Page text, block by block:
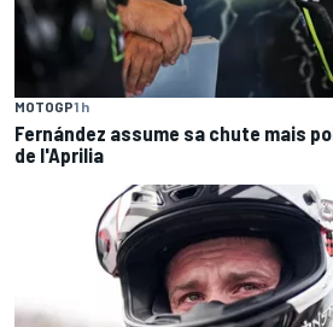
MOTOGP1 h
Fernández assume sa chute mais
de l'Aprilia